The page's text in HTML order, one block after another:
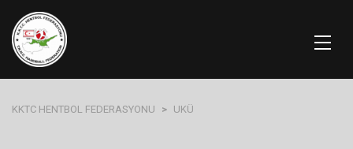
KKTC HENTBOL FEDERASYONU > UKÜ